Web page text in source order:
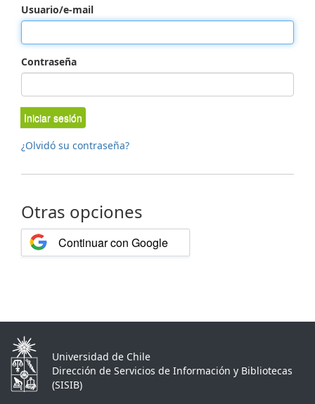
Usuario/e-mail
Contraseña
Iniciar sesión
¿Olvidó su contraseña?
Otras opciones
Continuar con Google
Universidad de Chile
Dirección de Servicios de Información y Bibliotecas
(SISIB)